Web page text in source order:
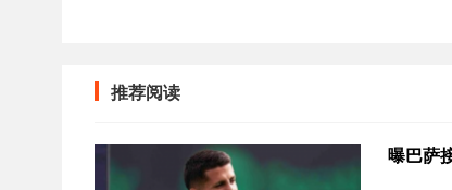
推荐阅读
曝巴萨